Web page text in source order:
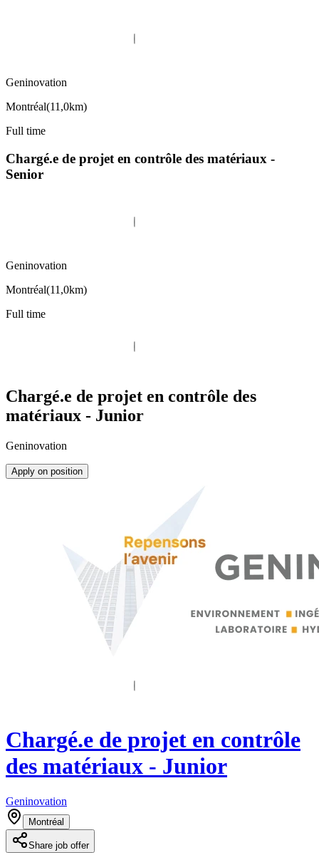
Geninovation
Montréal(11,0km)
Full time
Chargé.e de projet en contrôle des matériaux -
Senior
Geninovation
Montréal(11,0km)
Full time
Chargé.e de projet en contrôle des
matériaux - Junior
Geninovation
Apply on position
Chargé.e de projet en contrôle
des matériaux - Junior
Geninovation
Montréal
Share job offer